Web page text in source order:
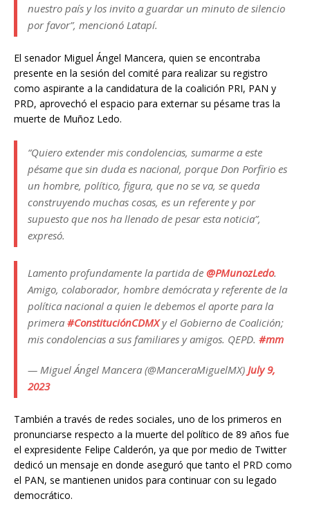
nuestro país y los invito a guardar un minuto de silencio
por favor”, mencionó Latapí.
El senador Miguel Ángel Mancera, quien se encontraba
presente en la sesión del comité para realizar su registro
como aspirante a la candidatura de la coalición PRI, PAN y
PRD, aprovechó el espacio para externar su pésame tras la
muerte de Muñoz Ledo.
“Quiero extender mis condolencias, sumarme a este
pésame que sin duda es nacional, porque Don Porfirio es
un hombre, político, figura, que no se va, se queda
construyendo muchas cosas, es un referente y por
supuesto que nos ha llenado de pesar esta noticia”,
expresó.
Lamento profundamente la partida de @PMunozLedo.
Amigo, colaborador, hombre demócrata y referente de la
política nacional a quien le debemos el aporte para la
primera #ConstituciónCDMXy el Gobierno de Coalición;
mis condolencias a sus familiares y amigos. QEPD. #mm
— Miguel Ángel Mancera (@ManceraMiguelMX) July 9,
2023
También a través de redes sociales, uno de los primeros en
pronunciarse respecto a la muerte del político de 89 años fue
el expresidente Felipe Calderón, ya que por medio de Twitter
dedicó un mensaje en donde aseguró que tanto el PRD como
el PAN, se mantienen unidos para continuar con su legado
democrático.